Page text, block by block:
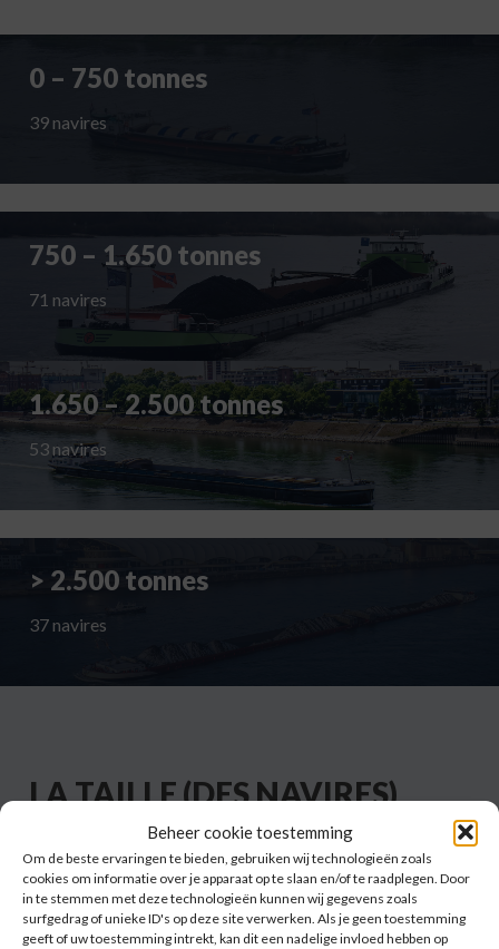
Beheer cookie toestemming
Om de beste ervaringen te bieden, gebruiken wij technologieën zoals
cookies om informatie over je apparaat op te slaan en/of te raadplegen. Door
in te stemmen met deze technologieën kunnen wij gegevens zoals
surfgedrag of unieke ID's op deze site verwerken. Als je geen toestemming
geeft of uw toestemming intrekt, kan dit een nadelige invloed hebben op
0 – 750 tonnes
39 navires
750 – 1.650 tonnes
71 navires
1.650 – 2.500 tonnes
53 navires
> 2.500 tonnes
37 navires
LA TAILLE (DES NAVIRES)
COMPTE
Chaque chaîne logistique a ses particularités. LaNPRCsait
quels types de navires conviennent le mieux à la cargaison du
client et aux voies navigables à emprunter. Que vous